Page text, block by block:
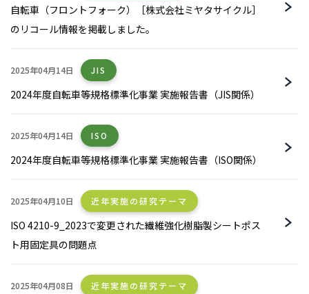
自転車（フロントフォーク）［株式会社ミヤタサイクル］
のリコール情報を掲載しました。
2025年04月14日 JIS
2024年度自転車等規格標準化事業 実施報告書（JIS関係）
2025年04月14日 ISO
2024年度自転車等規格標準化事業 実施報告書（ISO関係）
2025年04月10日 近年実施の研究テーマ
ISO 4210-9_2023で変更された繊維強化樹脂製シートポス
ト用固定具の問題点
2025年04月08日 近年実施の研究テーマ